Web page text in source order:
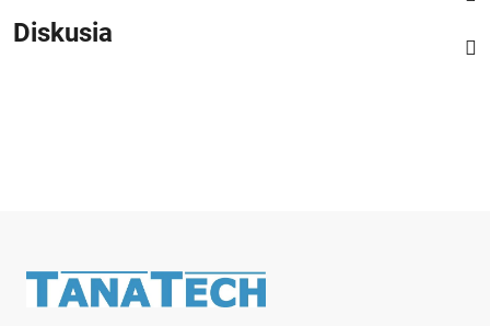
Diskusia
Zápätie